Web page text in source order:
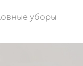
уборы